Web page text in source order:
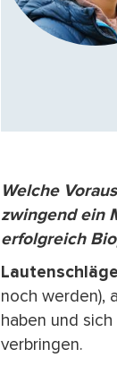
Welche
zwingend ein
erfolgreich
noch werden),
haben und
verbringen.